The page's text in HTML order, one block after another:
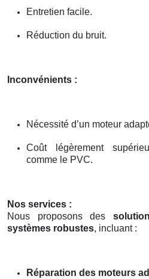
Entretien facile.
Réduction du bruit.
Inconvénients :
Nécessité d’un moteur
Coût légèrement
comme le PVC.
Nos services :
Nous proposons des
systèmes robustes, incluant :
Réparation des moteurs